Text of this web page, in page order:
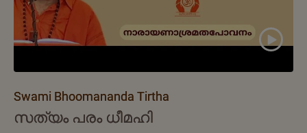
Swami Bhoomananda Tirtha
സത്യം പരം ധീമഹി